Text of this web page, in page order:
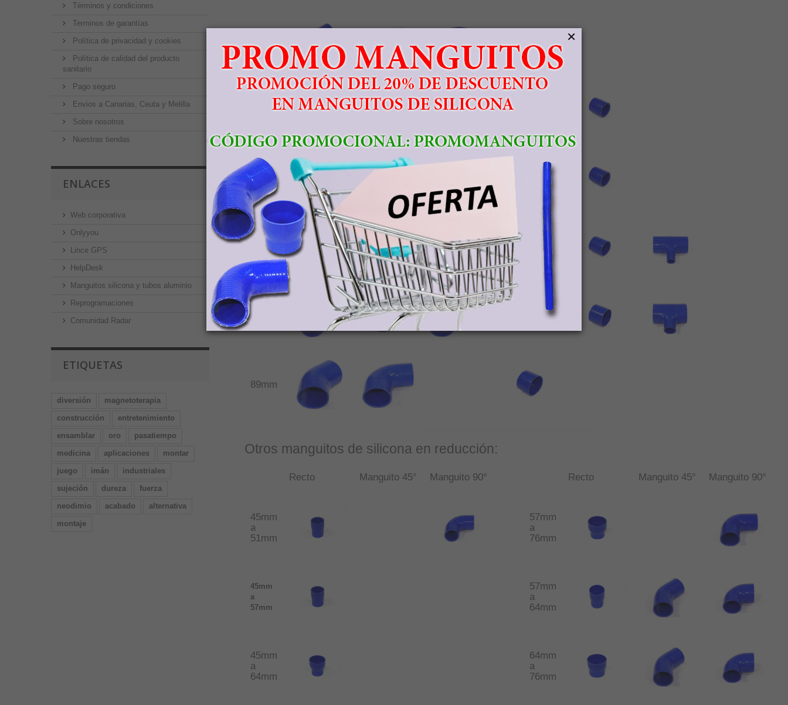
Términos y condiciones
Terminos de garantías
Política de privacidad y cookies
Política de calidad del producto
sanitario
Pago seguro
Envios a Canarias, Ceuta y Melilla
Sobre nosotros
Nuestras tiendas
ENLACES
Web corporativa
Onlyyou
Lince GPS
HelpDesk
Manguitos silicona y tubos aluminio
Reprogramaciones
Comunidad Radar
ETIQUETAS
diversión
magnetoterapia
construcción
entretenimiento
ensamblar
oro
pasatiempo
medicina
aplicaciones
montar
juego
imán
industriales
sujeción
dureza
fuerza
neodimio
acabado
alternativa
montaje
51mm
57mm
64mm
76mm
89mm
Otros manguitos de silicona en reducción:
Recto Manguito 45° Manguito 90° Recto Manguito 45° Manguito 90°
45mm
a
51mm
57mm
a
76mm
45mm
a
57mm
57mm
a
64mm
45mm
a
64mm
64mm
a
76mm
×